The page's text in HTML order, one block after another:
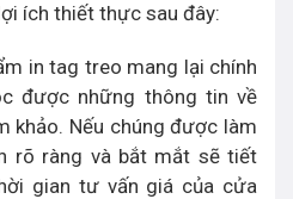
ích thiết thực sau đây:
in tag treo mang lại chính
được những thông tin về
khảo. Nếu chúng được làm
rõ ràng và bắt mắt sẽ tiết
gian tư vấn giá của cửa